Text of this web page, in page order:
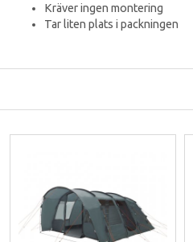
Kräver ingen montering
Tar liten plats i packningen